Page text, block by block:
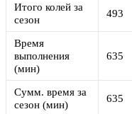
Итого колей за
сезон
493
Время
выполнения
(мин)
635
Сумм. время за
сезон (мин)
635